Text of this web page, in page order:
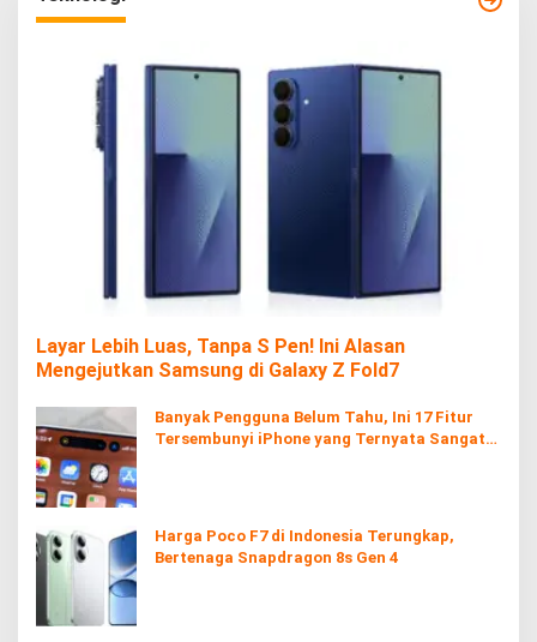
Layar Lebih Luas, Tanpa S Pen! Ini Alasan
Mengejutkan Samsung di Galaxy Z Fold7
Banyak Pengguna Belum Tahu, Ini 17 Fitur
Tersembunyi iPhone yang Ternyata Sangat
Harga Poco F7 di Indonesia Terungkap,
Bertenaga Snapdragon 8s Gen 4